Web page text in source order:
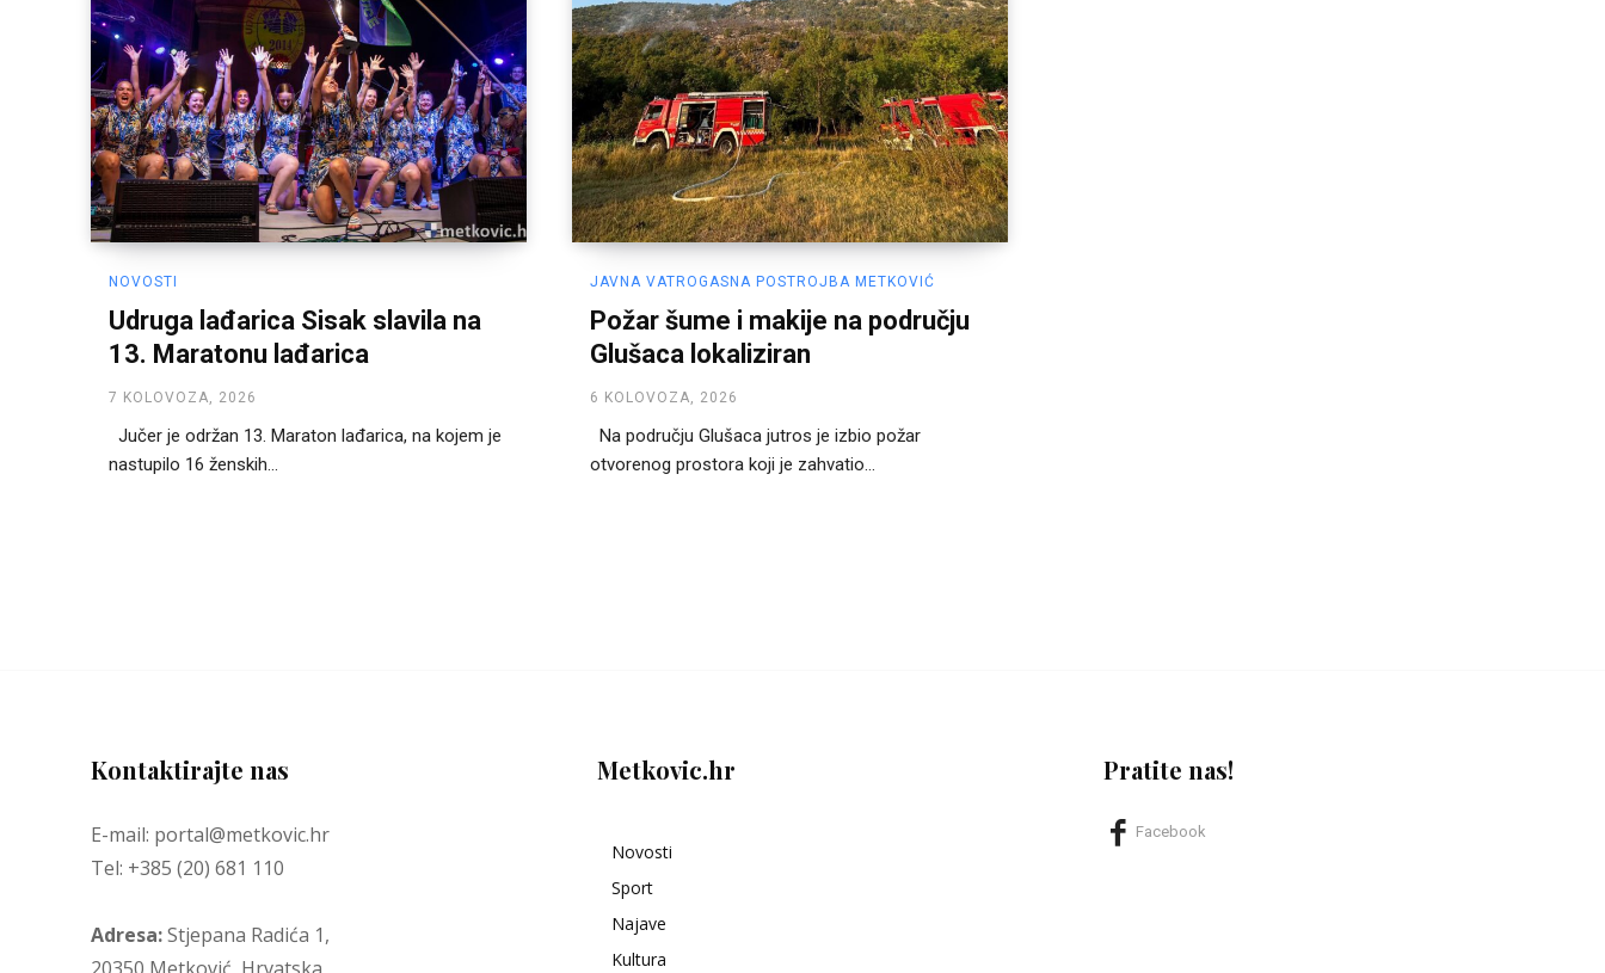
NOVOSTI
Udruga lađarica Sisak slavila na
13. Maratonu lađarica
7 KOLOVOZA, 2026
Jučer je održan 13. Maraton lađarica, na kojem je
nastupilo 16 ženskih...
JAVNA VATROGASNA POSTROJBA METKOVIĆ
Požar šume i makije na području
Glušaca lokaliziran
6 KOLOVOZA, 2026
Na području Glušaca jutros je izbio požar
otvorenog prostora koji je zahvatio...
Kontaktirajte nas
E-mail: portal@metkovic.hr
Tel: +385 (20) 681 110
Adresa:Stjepana Radića 1,
Metkovic.hr
Novosti
Sport
Najave
Kultura
Pratite nas!
Facebook